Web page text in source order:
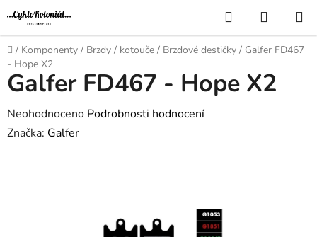
Přejít
na
obsah
Hledat
KOŠÍK
Domů
/ Komponenty / Brzdy / kotouče / Brzdové destičky / Galfer FD467
- Hope X2
Galfer FD467 - Hope X2
Průměrné
hodnocení
Neohodnoceno Podrobnosti hodnocení
Značka: Galfer